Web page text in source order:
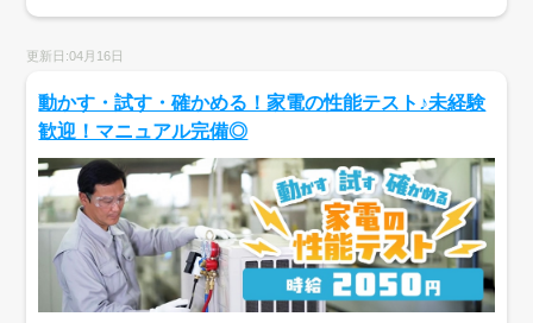
更新日:04月16日
動かす・試す・確かめる！家電の性能テスト♪未経験
歓迎！マニュアル完備◎